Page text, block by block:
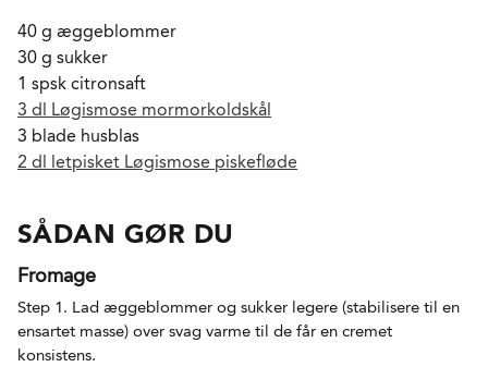
40 g æggeblommer
30 g sukker
1 spsk citronsaft
3 dl Løgismose mormorkoldskål
3 blade husblas
2 dl letpisket Løgismose piskefløde
SÅDAN GØR DU
Fromage
Step 1. Lad æggeblommer og sukker legere (stabilisere til en
ensartet masse) over svag varme til de får en cremet
konsistens.